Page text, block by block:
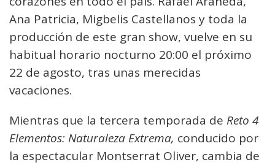
Ana Patricia, Migbelis Castellanos y toda la
producción de este gran show, vuelve en su
habitual horario nocturno 20:00 el próximo
22 de agosto, tras unas merecidas
vacaciones.
Mientras que la tercera temporada de Reto 4
Elementos: Naturaleza Extrema, conducido por
la espectacular Montserrat Oliver, cambia de